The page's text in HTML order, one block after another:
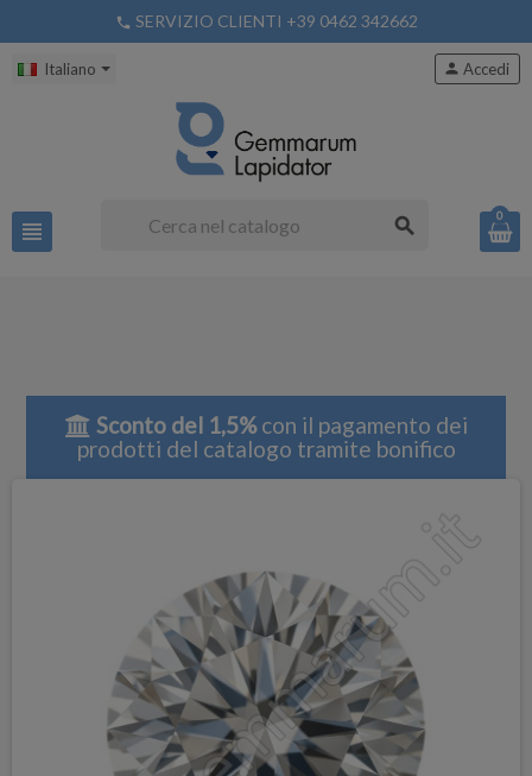
phone SERVIZIO CLIENTI +39 0462 342662
Italiano
view_headline search
person Accedi
0
Sconto del 1,5%con il pagamento dei
prodotti del catalogo tramite bonifico